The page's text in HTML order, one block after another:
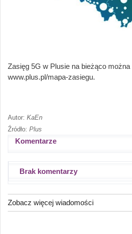
Zasięg 5G w Plusie na bieżąco
www.plus.pl/mapa-zasiegu.
Autor: KaEn
Źródło: Plus
Komentarze
Brak komentarzy
Zobacz więcej wiadomości